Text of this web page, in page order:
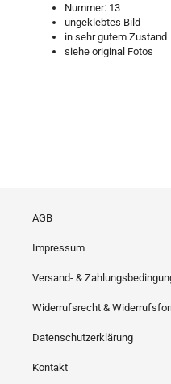
Nummer: 13
ungeklebtes Bild
in sehr gutem Zustand
siehe original Fotos
AGB
Impressum
Versand- &
Widerrufsrecht &
Datenschutzerklärung
Kontakt